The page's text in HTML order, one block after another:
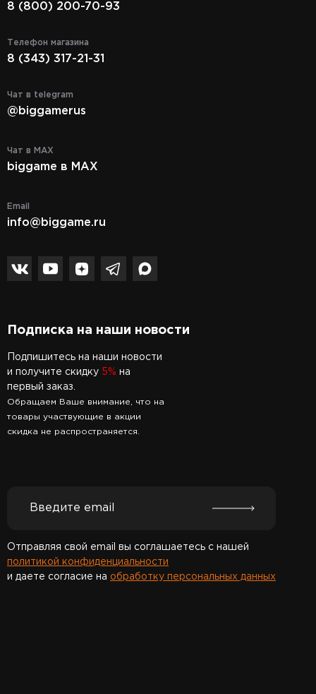
8 (800) 200-70-93
Телефон магазина
8 (343) 317-21-31
Чат в telegram
@biggamerus
Чат в MAX
biggame в MAX
Email
info@biggame.ru
Подписка на наши новости
Подпишитесь на наши новости
и получите скидку 5% на
первый заказ.
Обращаем Ваше внимание, что на
товары участвующие в акции
скидка не распространяется.
Отправляя свой email вы соглашаетесь с нашей
политикой конфиденциальности
и даете согласие на обработку персональных данных